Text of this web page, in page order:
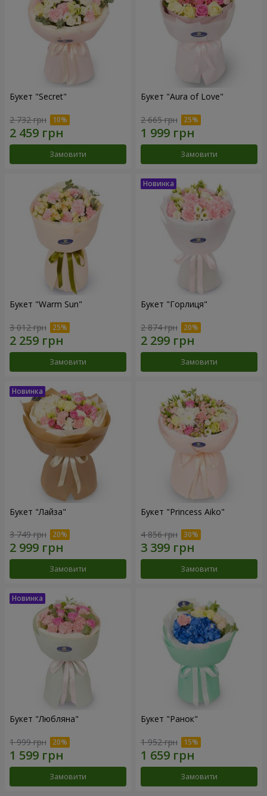
Букет "Secret"
2 732 грн
Замовити
Букет "Aura of Love"
2 665 грн
Замовити
Букет "Warm Sun"
3 012 грн
Замовити
Букет "Горлиця"
2 874 грн
Замовити
Букет "Лайза"
3 749 грн
Замовити
Букет "Princess Aiko"
4 856 грн
Замовити
Букет "Любляна"
1 999 грн
Замовити
Букет "Ранок"
1 952 грн
Замовити